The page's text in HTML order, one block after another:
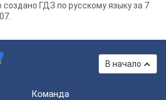
ГДЗ по русскому языку за 7
В начало
Команда